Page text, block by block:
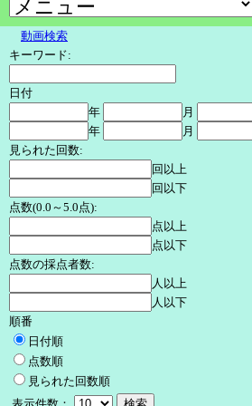
動画検索
キーワード:
日付
年
月
年
月
見られた回数:
回以上
回以下
点数(0.0～5.0点):
点以上
点以下
点数の採点者数:
人以上
人以下
順番
日付順
点数順
見られた回数順